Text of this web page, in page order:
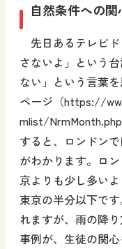
自然条件への関
先日あるテレビ
さないよ」という
ない」という言葉
ページ（https://
mlist/
すると、ロンドン
がわかります。ロ
京よりも少し多い
東京の半分以下で
れますが、雨の降
事例が、生徒の関